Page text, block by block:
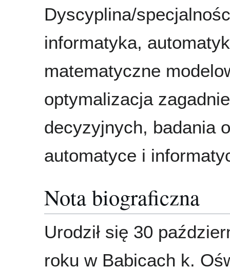
Dyscyplina/
informatyka,
matematyczne
optymalizacja
decyzyjnych, badania
automatyce i
Nota biograficzna
Urodził się 30
roku w Babicach k.